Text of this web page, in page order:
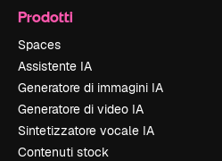
Prodotti
Spaces
Assistente IA
Generatore di immagini IA
Generatore di video IA
Sintetizzatore vocale IA
Contenuti stock